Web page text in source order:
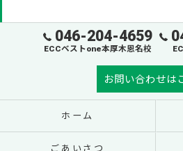
046-204-4659
ECCベストone本厚木恩名校
お問い合わせは
ホーム
ごあいさつ